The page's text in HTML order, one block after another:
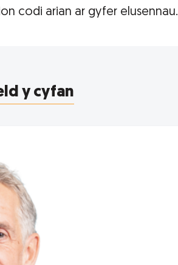
codi arian ar gyfer elusennau.
y cyfan